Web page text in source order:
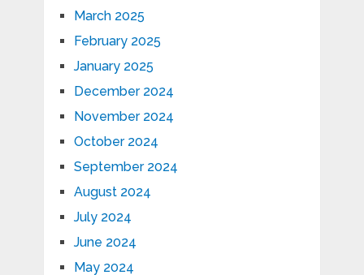
March 2025
February 2025
January 2025
December 2024
November 2024
October 2024
September 2024
August 2024
July 2024
June 2024
May 2024